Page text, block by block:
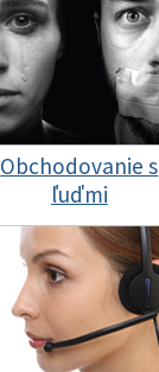
Obchodovanie s
ľuďmi